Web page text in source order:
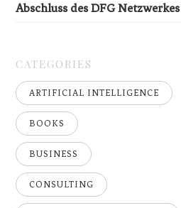
Abschluss des DFG Netzwerkes
CATEGORIES
ARTIFICIAL INTELLIGENCE
BOOKS
BUSINESS
CONSULTING